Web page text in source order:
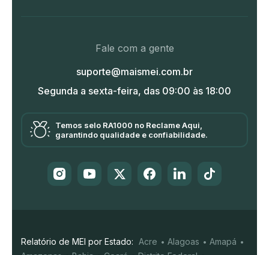
Fale com a gente
suporte@maismei.com.br
Segunda a sexta-feira, das 09:00 às 18:00
Temos selo RA1000 no Reclame Aqui,
garantindo qualidade e confiabilidade.
Relatório de MEI por Estado: Acre Alagoas
Amapá